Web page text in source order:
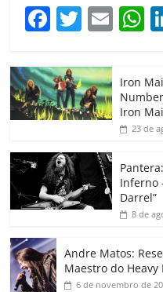
F
a
c
e
b
o
o
k
T
w
itt
er
E
m h
s
A
p
p
Iron
Iron
23 de
Inferno
Darrel”
8 de
Andre Matos:
Maestro do Heavy
6 de novembro de